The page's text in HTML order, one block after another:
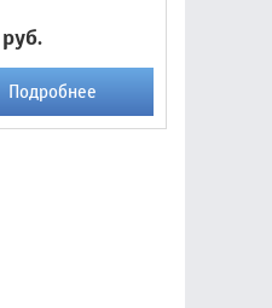
Подробнее